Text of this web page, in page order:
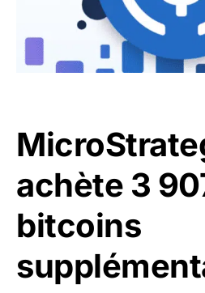
achète 3
bitcoins